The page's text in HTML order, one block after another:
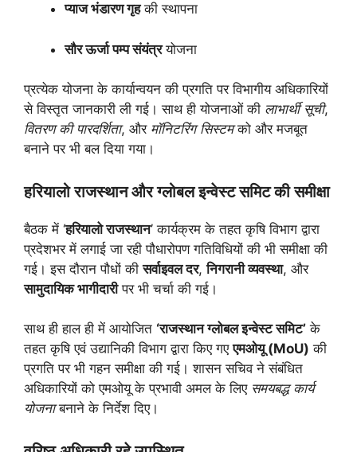
प्याज भंडारण गृहकी स्थापना
सौर ऊर्जा पम्प संयंत्रयोजना
प्रत्येक योजना के कार्यान्वयन की प्रगति पर विभागीय अधिकारियों
से विस्तृत जानकारी ली गई। साथ ही योजनाओं की लाभार्थी सूची,
वितरण की पारदर्शिता, और मॉनिटरिंग सिस्टमको और मजबूत
बनाने पर भी बल दिया गया।
हरियालो राजस्थान और ग्लोबल इन्वेस्ट समिट की समीक्षा
बैठक में ‘हरियालो राजस्थान’ कार्यक्रम के तहत कृषि विभाग द्वारा
प्रदेशभर में लगाई जा रही पौधारोपण गतिविधियों की भी समीक्षा की
गई। इस दौरान पौधों कीसर्वाइवल दर,निगरानी व्यवस्था, और
सामुदायिक भागीदारीपर भी चर्चा की गई।
साथ ही हाल ही में आयोजित ‘राजस्थान ग्लोबल इन्वेस्ट समिट’ के
तहत कृषि एवं उद्यानिकी विभाग द्वारा किए गएएमओयू (MoU) की
प्रगति पर भी गहन समीक्षा की गई। शासन सचिव ने संबंधित
अधिकारियों को एमओयू के प्रभावी अमल के लिए समयबद्ध कार्य
योजनाबनाने के निर्देश दिए।